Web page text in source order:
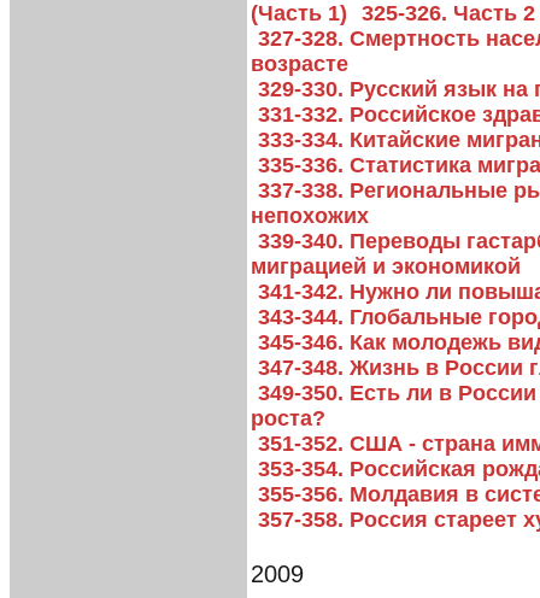
(Часть 1)
325-326. Часть 2
327-328. Смертность
возрасте
329-330. Русский язык на
331-332. Российское
333-334. Китайские
335-336. Статистика
337-338. Региональные
непохожих
339-340. Переводы
миграцией и экономикой
341-342. Нужно ли
343-344. Глобальные
345-346. Как молодежь
347-348. Жизнь в России
349-350. Есть ли в
роста?
351-352. США - страна
353-354. Российская
355-356. Молдавия в
357-358. Россия стареет
2009